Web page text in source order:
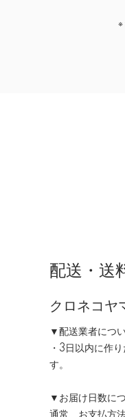
※
配送・送
クロネコヤ
▼配送業者につ
・3日以内に作
す。
▼お届け日数に